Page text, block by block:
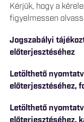
Kérjük, hogy a
figyelmessen
Jogszabályi
előterjesztéséhez
Letölthető
előterjesztéséhez,
Letölthető